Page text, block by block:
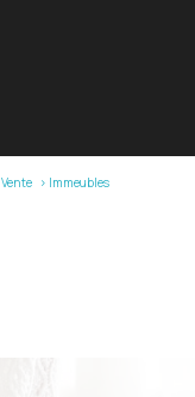
Vente Immeubles